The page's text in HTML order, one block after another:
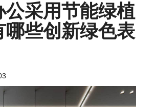
公采用节能绿植
哪些创新绿色表